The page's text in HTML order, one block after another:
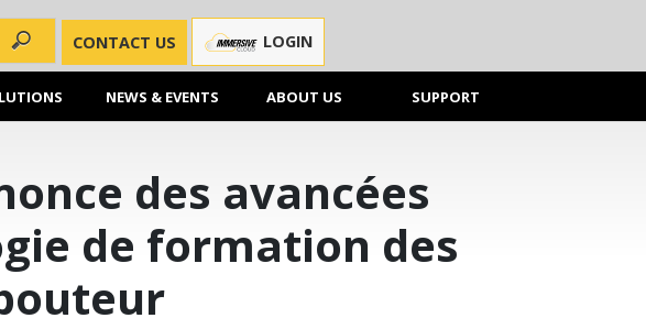
CONTACT US LOGIN
NEWS & EVENTS ABOUT US SUPPORT
des avancées
de formation des